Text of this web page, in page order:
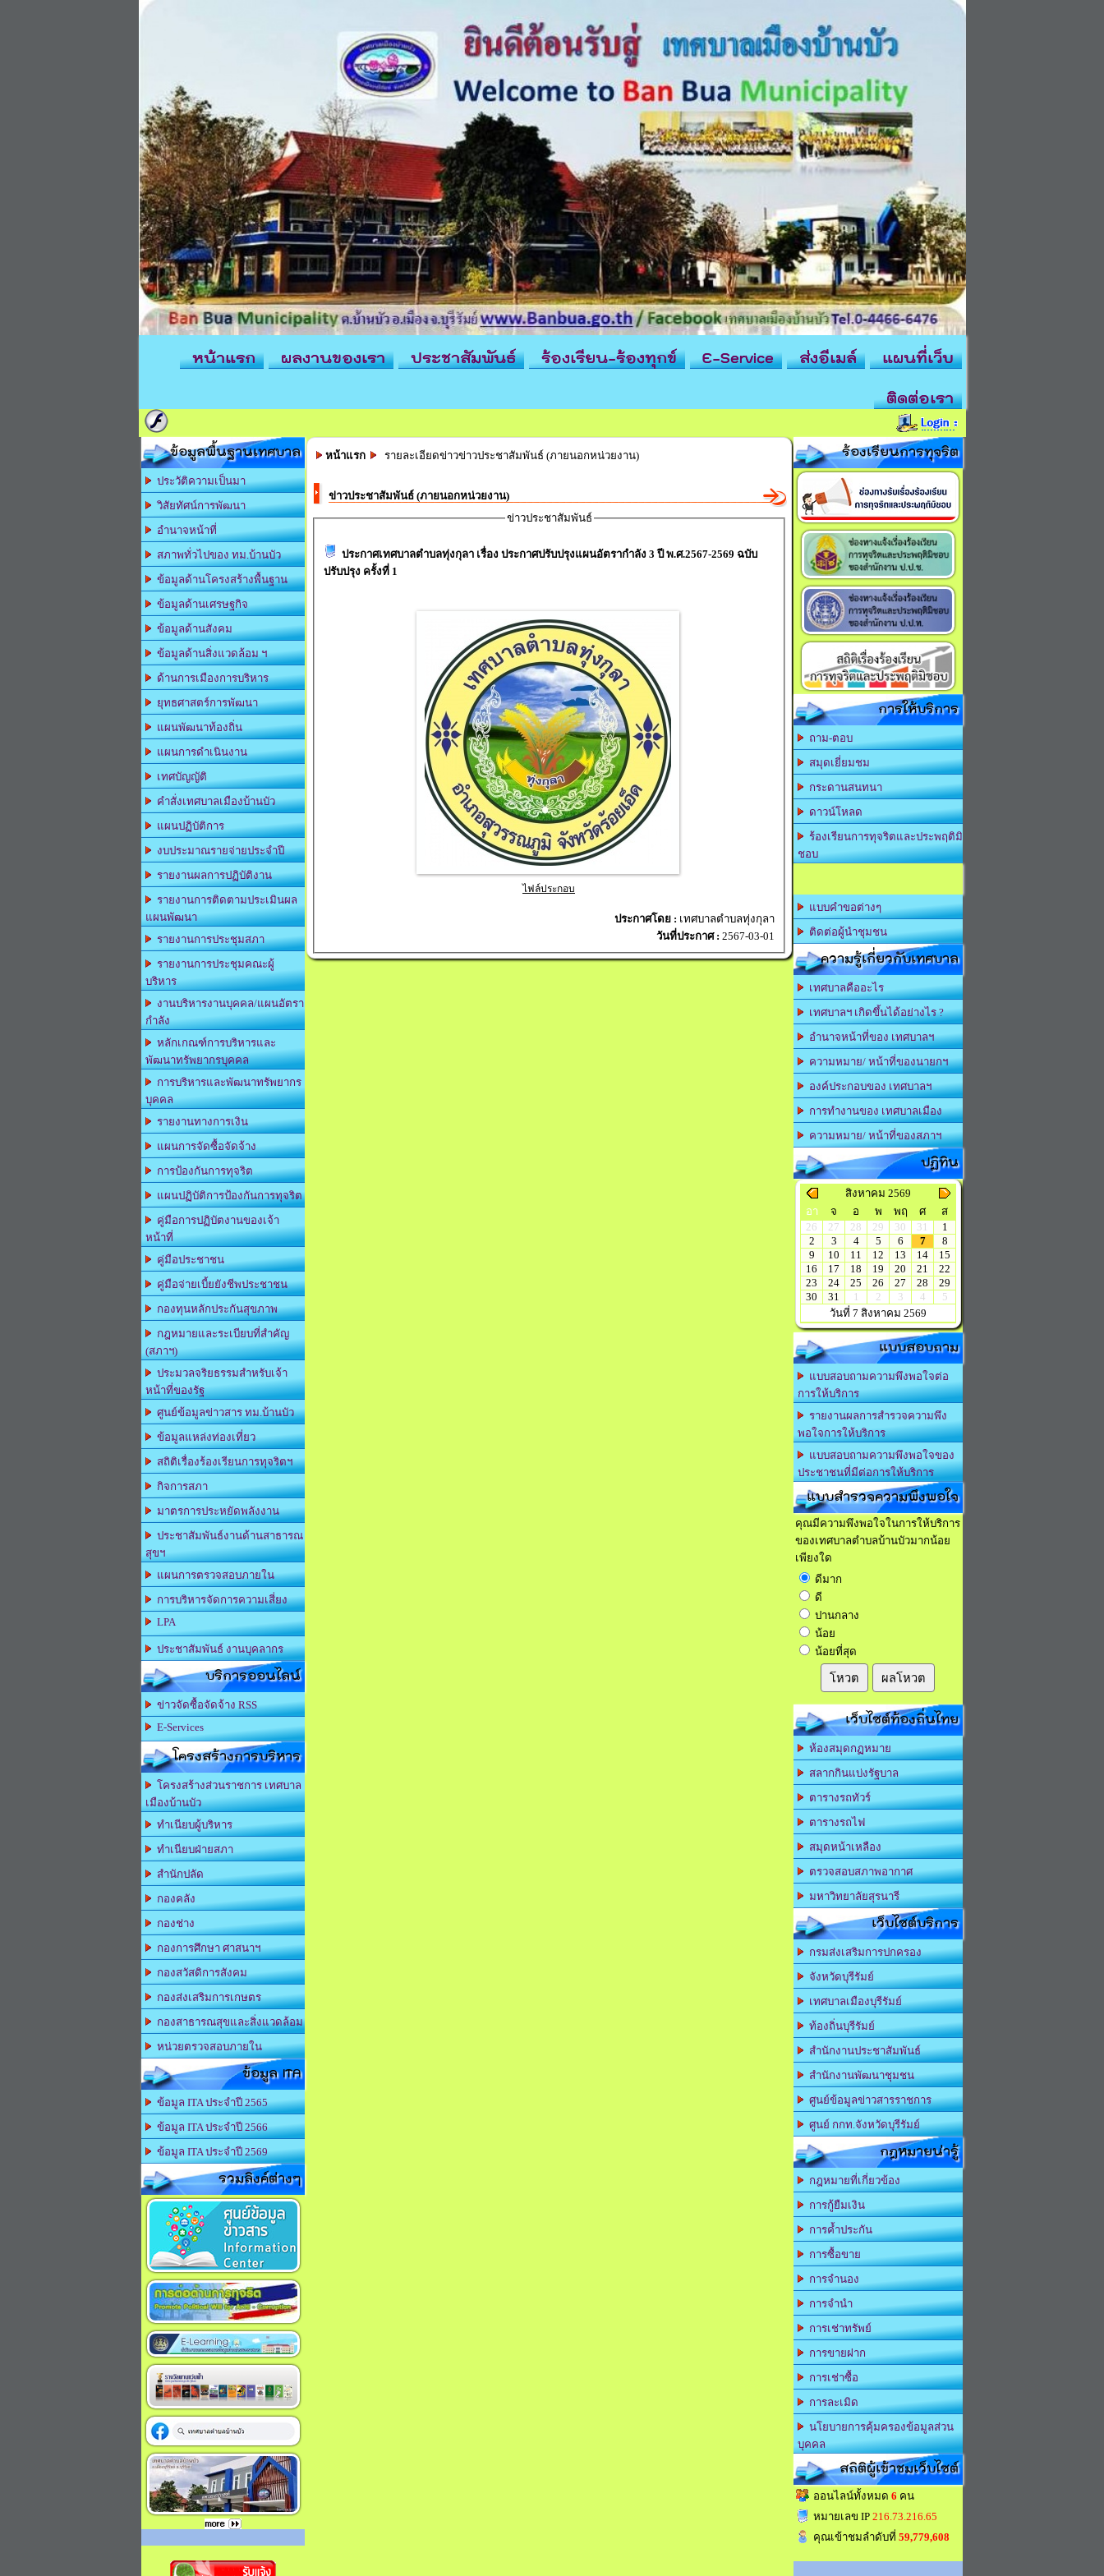
หน้าแรก ผลงานของเรา ประชาสัมพันธ์ ร้องเรียน-ร้องทุกข์ E-Service ส่งอีเมล์
แผนที่เว็บ
ติดต่อเรา
ข้อมูลพื้นฐานเทศบาล
ประวัติความเป็นมา
วิสัยทัศน์การพัฒนา
อำนาจหน้าที่
สภาพทั่วไปของ ทม.บ้านบัว
ข้อมูลด้านโครงสร้างพื้นฐาน
ข้อมูลด้านเศรษฐกิจ
ข้อมูลด้านสังคม
ข้อมูลด้านสิ่งแวดล้อม ฯ
ด้านการเมืองการบริหาร
ยุทธศาสตร์การพัฒนา
แผนพัฒนาท้องถิ่น
แผนการดำเนินงาน
เทศบัญญัติ
คำสั่งเทศบาลเมืองบ้านบัว
แผนปฏิบัติการ
งบประมาณรายจ่ายประจำปี
รายงานผลการปฏิบัติงาน
รายงานการติดตามประเมินผล
แผนพัฒนา
รายงานการประชุมสภา
รายงานการประชุมคณะผู้
บริหาร
งานบริหารงานบุคคล/แผนอัตรา
กำลัง
หลักเกณฑ์การบริหารและ
พัฒนาทรัพยากรบุคคล
การบริหารและพัฒนาทรัพยากร
บุคคล
รายงานทางการเงิน
แผนการจัดซื้อจัดจ้าง
การป้องกันการทุจริต
แผนปฏิบัติการป้องกันการทุจริต
คู่มือการปฏิบัตงานของเจ้า
หน้าที่
คู่มือประชาชน
คู่มือจ่ายเบี้ยยังชีพประชาชน
กองทุนหลักประกันสุขภาพ
กฎหมายและระเบียบที่สำคัญ
(สภาฯ)
ประมวลจริยธรรมสำหรับเจ้า
หน้าที่ของรัฐ
ศูนย์ข้อมูลข่าวสาร ทม.บ้านบัว
ข้อมูลแหล่งท่องเที่ยว
สถิติเรื่องร้องเรียนการทุจริตฯ
กิจการสภา
มาตรการประหยัดพลังงาน
ประชาสัมพันธ์งานด้านสาธารณ
สุขฯ
แผนการตรวจสอบภายใน
การบริหารจัดการความเสี่ยง
LPA
ประชาสัมพันธ์ งานบุคลากร
บริการออนไลน์
ข่าวจัดซื้อจัดจ้าง RSS
E-Services
โครงสร้างการบริหาร
โครงสร้างส่วนราชการ เทศบาล
เมืองบ้านบัว
ทำเนียบผู้บริหาร
ทำเนียบฝ่ายสภา
สำนักปลัด
กองคลัง
กองช่าง
กองการศึกษา ศาสนาฯ
กองสวัสดิการสังคม
กองส่งเสริมการเกษตร
กองสาธารณสุขและสิ่งแวดล้อม
หน่วยตรวจสอบภายใน
ข้อมูล ITA
ข้อมูล ITA ประจำปี 2565
ข้อมูล ITA ประจำปี 2566
ข้อมูล ITA ประจำปี 2569
รวมลิงค์ต่างๆ
หน้าแรก รายละเอียดข่าวข่าวประชาสัมพันธ์ (ภายนอกหน่วยงาน)
ข่าวประชาสัมพันธ์ (ภายนอกหน่วยงาน)
ข่าวประชาสัมพันธ์
ประกาศเทศบาลตำบลทุ่งกุลา เรื่อง ประกาศปรับปรุงแผนอัตรากำลัง 3 ปี พ.ศ.2567-2569 ฉบับ
ปรับปรุง ครั้งที่ 1
ไฟล์ประกอบ
ประกาศโดย : เทศบาลตำบลทุ่งกุลา
วันที่ประกาศ : 2567-03-01
ร้องเรียนการทุจริต
การให้บริการ
ถาม-ตอบ
สมุดเยี่ยมชม
กระดานสนทนา
ดาวน์โหลด
ร้องเรียนการทุจริตและประพฤติมิ
ชอบ
แบบคำขอต่างๆ
ติดต่อผู้นำชุมชน
ความรู้เกี่ยวกับเทศบาล
เทศบาลคืออะไร
เทศบาลฯ เกิดขึ้นได้อย่างไร ?
อำนาจหน้าที่ของ เทศบาลฯ
ความหมาย/ หน้าที่ของนายกฯ
องค์ประกอบของ เทศบาลฯ
การทำงานของ เทศบาลเมือง
ความหมาย/ หน้าที่ของสภาฯ
ปฏิทิน
สิงหาคม 2569
อา
จ อ พ พฤ ศ
ส
26
27 28 29 30 31
1
2
3 4 5 6 7
8
9
10 11 12 13 14
15
16
17 18 19 20 21
22
23
24 25 26 27 28
29
30
31 1 2 3 4
5
วันที่ 7 สิงหาคม 2569
แบบสอบถาม
แบบสอบถามความพึงพอใจต่อ
การให้บริการ
รายงานผลการสำรวจความพึง
พอใจการให้บริการ
แบบสอบถามความพึงพอใจของ
ประชาชนที่มีต่อการให้บริการ
แบบสำรวจความพึงพอใจ
คุณมีความพึงพอใจในการให้บริการ
ของเทศบาลตำบลบ้านบัวมากน้อย
เพียงใด
ดีมาก
ดี
ปานกลาง
น้อย
น้อยที่สุด
โหวต ผลโหวต
เว็บไซต์ท้องถิ่นไทย
ห้องสมุดกฏหมาย
สลากกินแบ่งรัฐบาล
ตารางรถทัวร์
ตารางรถไฟ
สมุดหน้าเหลือง
ตรวจสอบสภาพอากาศ
มหาวิทยาลัยสุรนารี
เว็บไซต์บริการ
กรมส่งเสริมการปกครอง
จังหวัดบุรีรัมย์
เทศบาลเมืองบุรีรัมย์
ท้องถิ่นบุรีรัมย์
สำนักงานประชาสัมพันธ์
สำนักงานพัฒนาชุมชน
ศูนย์ข้อมูลข่าวสารราชการ
ศูนย์ กกท.จังหวัดบุรีรัมย์
กฎหมายน่ารู้
กฎหมายที่เกี่ยวข้อง
การกู้ยืมเงิน
การค้ำประกัน
การซื้อขาย
การจำนอง
การจำนำ
การเช่าทรัพย์
การขายฝาก
การเช่าซื้อ
การละเมิด
นโยบายการคุ้มครองข้อมูลส่วน
บุคคล
สถิติผู้เข้าชมเว็บไซต์
ออนไลน์ทั้งหมด 6 คน
หมายเลข IP 216.73.216.65
คุณเข้าชมลำดับที่ 59,779,608